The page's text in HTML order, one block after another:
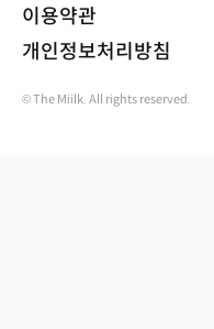
이용약관
개인정보처리방침
© The Miilk. All rights reserved.